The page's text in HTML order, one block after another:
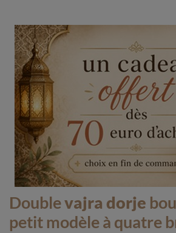
Doublevajra dorje
petit modèle à quatre